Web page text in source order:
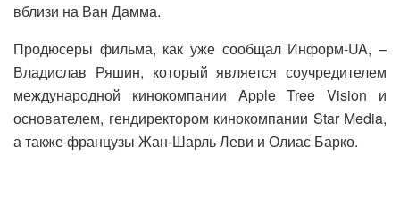
вблизи на Ван Дамма.
Продюсеры фильма, как уже сообщал Информ-UA, –
Владислав Ряшин, который является соучредителем
международной кинокомпании Apple Tree Vision и
основателем, гендиректором кинокомпании Star Media,
а также французы Жан-Шарль Леви и Олиас Барко.